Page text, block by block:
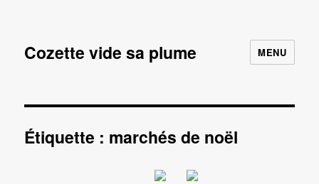
Cozette vide sa plume MENU
Étiquette : marchés de noël